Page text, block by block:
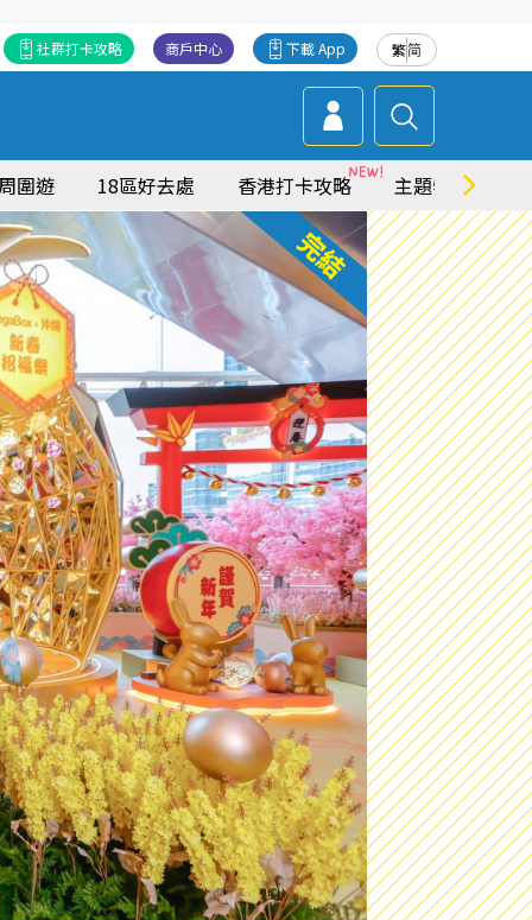
繁简
下載 App
商戶中心
社群打卡攻略
圍遊 18區好去處 香港打卡攻略 主題特集